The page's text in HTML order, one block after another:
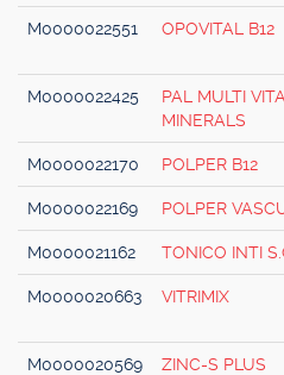
M0000022551 OPOVITAL B12
M0000022425
PAL MULTI
MINERALS
M0000022170 POLPER B12
M0000022169 POLPER
M0000021162 TONICO INTI
M0000020663 VITRIMIX
M0000020569 ZINC-S PLUS